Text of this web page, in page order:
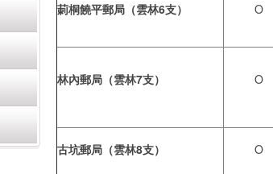
莿桐饒平郵局（雲林6支） O
林內郵局（雲林7支） O
古坑郵局（雲林8支） O